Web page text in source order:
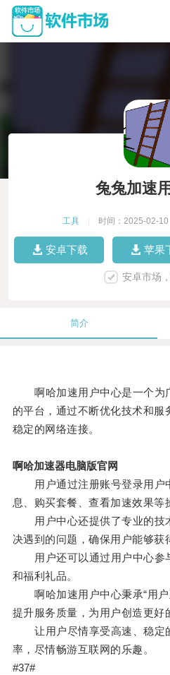
兔兔加速
工具 时间：2025-02-10
安卓下载 苹果
安卓市场
简介
啊哈加速用户中心是一个为
的平台，通过不断优化技术和服
稳定的网络连接。
啊哈加速器电脑版官网
用户通过注册账号登录用户
息、购买套餐、查看加速效果等
用户中心还提供了专业的技
决遇到的问题，确保用户能够获
用户还可以通过用户中心参
和福利礼品。
啊哈加速用户中心秉承“用户
提升服务质量，为用户创造更好
让用户尽情享受高速、稳定
率，尽情畅游互联网的乐趣。
#37#